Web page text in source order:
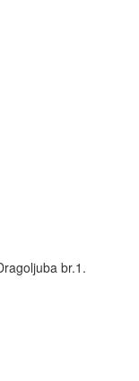
br.1.